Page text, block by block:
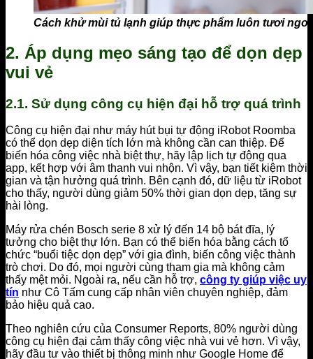
Cách khử mùi tủ lạnh giúp thực phẩm luôn tươi
2. Áp dụng mẹo sáng tạo để dọn dẹp
vui vẻ
2.1. Sử dụng công cụ hiện đại hỗ trợ quá trình
Công cụ hiện đại như máy hút bụi tự động iRobot Roomba
có thể dọn dẹp diện tích lớn mà không cần can thiệp. Để
biến hóa công việc nhà biệt thự, hãy lập lịch tự động qua
app, kết hợp với âm thanh vui nhộn. Vì vậy, bạn tiết kiệm thời
gian và tận hưởng quá trình. Bên cạnh đó, dữ liệu từ iRobot
cho thấy, người dùng giảm 50% thời gian dọn dẹp, tăng sự
hài lòng.
Máy rửa chén Bosch serie 8 xử lý đến 14 bộ bát đĩa, lý
tưởng cho biệt thự lớn. Bạn có thể biến hóa bằng cách tổ
chức “buổi tiệc dọn dẹp” với gia đình, biến công việc thành
trò chơi. Do đó, mọi người cùng tham gia mà không cảm
thấy mệt mỏi. Ngoài ra, nếu cần hỗ trợ, công ty giúp việc uy
tín như Cô Tấm cung cấp nhân viên chuyên nghiệp, đảm
bảo hiệu quả cao.
Theo nghiên cứu của Consumer Reports, 80% người dùng
công cụ hiện đại cảm thấy công việc nhà vui vẻ hơn. Vì vậy,
hãy đầu tư vào thiết bị thông minh như Google Home để